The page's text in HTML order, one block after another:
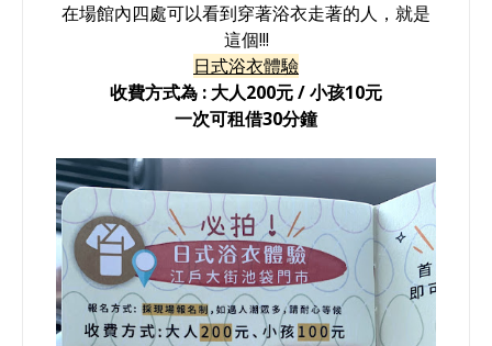
在場館內四處可以看到穿著浴衣走著的人，就是
這個!!!
日式浴衣體驗
收費方式為 : 大人200元 / 小孩10元
一次可租借30分鐘